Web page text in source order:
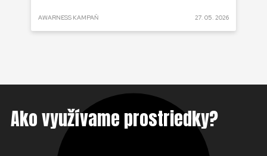
AWARNESS KAMPAŇ 27. 05. 2026
Ako využívame prostriedky?